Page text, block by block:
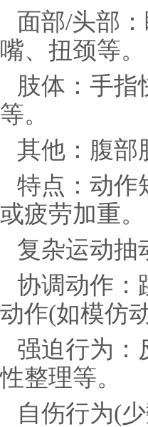
面部/头部
嘴、扭颈等。
肢体：手指
等。
其他：腹部
特点：动作
或疲劳加重。
复杂运动抽
协调动作：
动作(如模仿
强迫行为：
性整理等。
自伤行为(